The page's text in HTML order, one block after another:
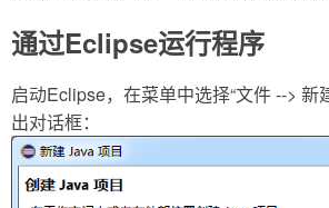
通过Eclipse运行程序
启动Eclipse，在菜单中选择“文件 --> 新
出对话框：